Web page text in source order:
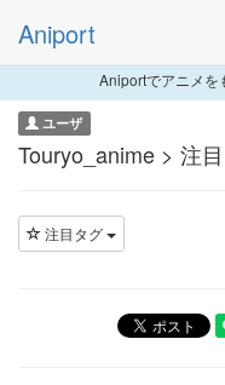
Aniport
Aniportでアニメを
ユーザ
Touryo_anime > 注
注目タグ